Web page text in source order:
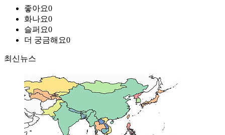
좋아요0
화나요0
슬퍼요0
더 궁금해요0
최신뉴스